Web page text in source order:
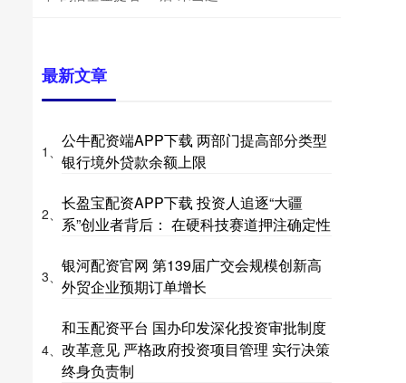
最新文章
1、
公牛配资端APP下载 两部门提高部分类型
银行境外贷款余额上限
2、
长盈宝配资APP下载 投资人追逐“大疆
系”创业者背后： 在硬科技赛道押注确定性
3、
银河配资官网 第139届广交会规模创新高
外贸企业预期订单增长
4、
和玉配资平台 国办印发深化投资审批制度
改革意见 严格政府投资项目管理 实行决策
终身负责制